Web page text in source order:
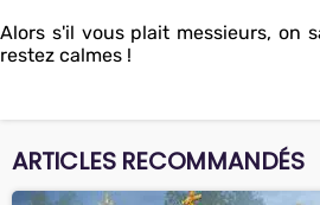
Alors s'il vous plait messieurs, on
restez calmes !
ARTICLES RECOMMANDÉS